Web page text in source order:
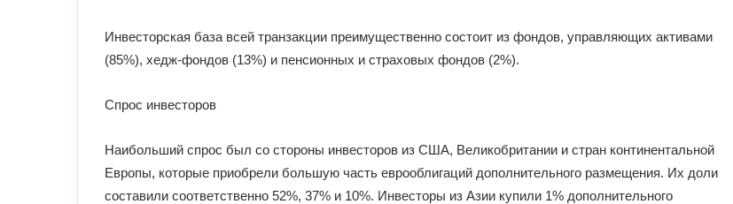
Инвесторская база всей транзакции преимущественно состоит из фондов, управляющих активами
(85%), хедж-фондов (13%) и пенсионных и страховых фондов (2%).
Спрос инвесторов
Наибольший спрос был со стороны инвесторов из США, Великобритании и стран континентальной
Европы, которые приобрели большую часть еврооблигаций дополнительного размещения. Их доли
составили соответственно 52%, 37% и 10%. Инвесторы из Азии купили 1% дополнительного